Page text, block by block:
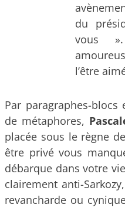
du
vous
l’être
Par paragraphes-
de métaphores,
placée sous le règne
être privé vous
débarque dans votre
clairement anti-
revancharde ou